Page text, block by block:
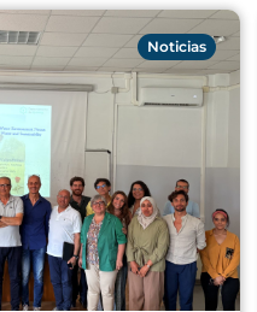
Noticias